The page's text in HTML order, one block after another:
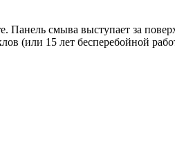
Панель смыва выступает за
(или 15 лет бесперебойной